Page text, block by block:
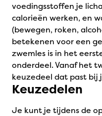
voedingsstoffen je
calorieën werken, en
(bewegen, roken,
betekenen voor een
zwemles is in het
onderdeel. Vanaf het
keuzedeel dat past bij
Keuzedelen
Je kunt je tijdens de